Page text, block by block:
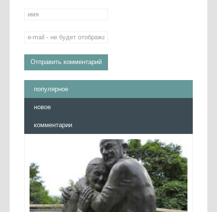
популярное
новое
комментарии